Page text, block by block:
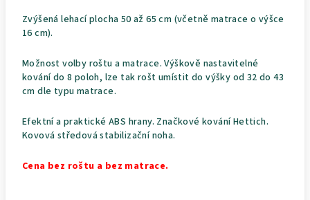
Zvýšená lehací plocha 50 až 65 cm (včetně matrace o výšce
16 cm).
Možnost volby roštu a matrace. Výškově nastavitelné
kování do 8 poloh, lze tak rošt umístit do výšky od 32 do 43
cm dle typu matrace.
Efektní a praktické ABS hrany. Značkové kování Hettich.
Kovová středová stabilizační noha.
Cena bez roštu a bez matrace.